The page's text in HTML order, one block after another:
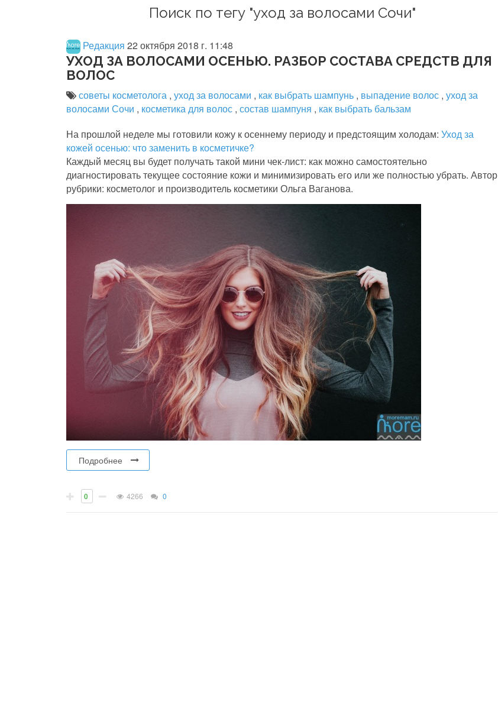
Поиск по тегу "уход за волосами Сочи"
Редакция 22 октября 2018 г. 11:48
УХОД ЗА ВОЛОСАМИ ОСЕНЬЮ. РАЗБОР СОСТАВА СРЕДСТВ ДЛЯ
ВОЛОС
советы косметолога , уход за волосами , как выбрать шампунь , выпадение волос , уход за
волосами Сочи , косметика для волос , состав шампуня , как выбрать бальзам
На прошлой неделе мы готовили кожу к осеннему периоду и предстоящим холодам: Уход за
кожей осенью: что заменить в косметичке?
Каждый месяц вы будет получать такой мини чек-лист: как можно самостоятельно
диагностировать текущее состояние кожи и минимизировать его или же полностью убрать. Автор
рубрики: косметолог и производитель косметики Ольга Ваганова.
Подробнее
0 4266 0